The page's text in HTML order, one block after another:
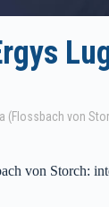
von Storch: